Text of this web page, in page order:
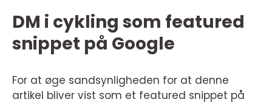
DM i cykling som featured
snippet på Google
For at øge sandsynligheden for at denne
artikel bliver vist som et featured snippet på